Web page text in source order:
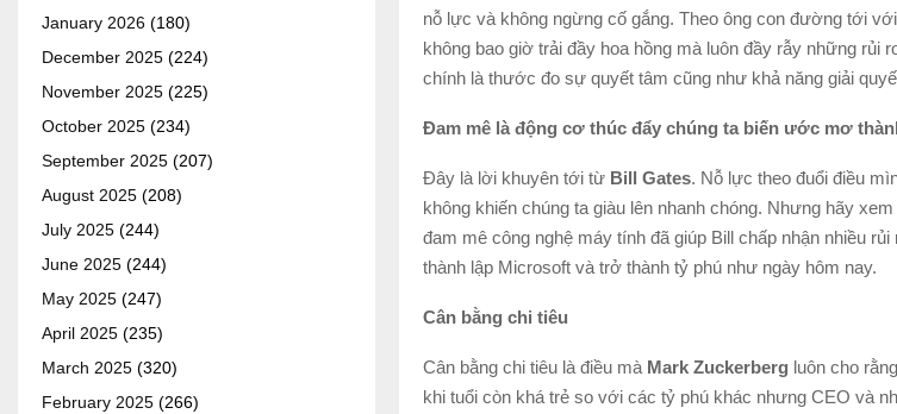
nỗ lực và không ngừng cố gắng. Theo ông con đường tới
không bao giờ trải đầy hoa hồng mà luôn đầy rẫy những rủi
chính là thước đo sự quyết tâm cũng như khả năng giải
Đam mê là động cơ thúc đẩy chúng ta biến ước mơ
Đây là lời khuyên tới từ Bill Gates. Nỗ lực theo đuổi điều
không khiến chúng ta giàu lên nhanh chóng. Nhưng hãy
đam mê công nghệ máy tính đã giúp Bill chấp nhận nhiều
thành lập Microsoft và trở thành tỷ phú như ngày hôm nay.
Cân bằng chi tiêu
Cân bằng chi tiêu là điều mà Mark Zuckerberg luôn cho
khi tuổi còn khá trẻ so với các tỷ phú khác nhưng CEO và
January 2026 (180)
December 2025 (224)
November 2025 (225)
October 2025 (234)
September 2025 (207)
August 2025 (208)
July 2025 (244)
June 2025 (244)
May 2025 (247)
April 2025 (235)
March 2025 (320)
February 2025 (266)